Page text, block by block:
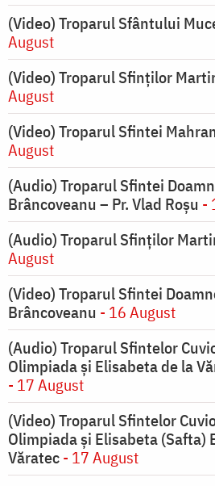
(Video) Troparul Sfântului
August
(Video) Troparul Sfinților
August
(Video) Troparul Sfintei
August
(Audio) Troparul Sfintei
Brâncoveanu – Pr. Vlad Roșu -
(Audio) Troparul Sfinților
August
(Video) Troparul Sfintei
Brâncoveanu - 16 August
(Audio) Troparul Sfintelor
Olimpiada și Elisabeta de la
- 17 August
(Video) Troparul Sfintelor
Olimpiada și Elisabeta (Safta)
Văratec- 17 August